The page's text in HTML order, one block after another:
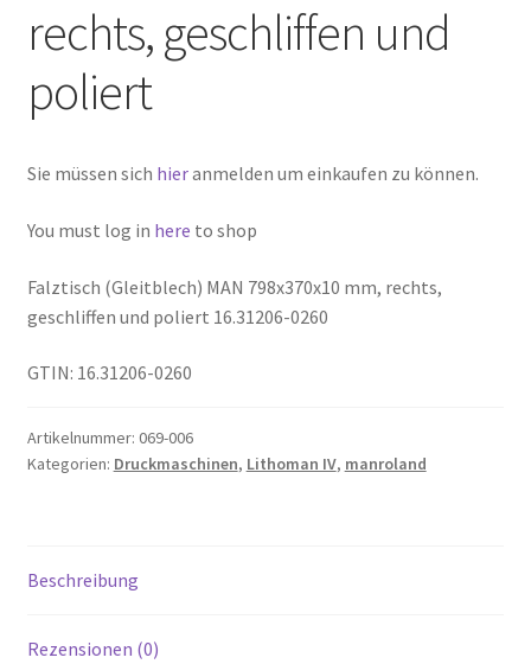
rechts, geschliffen und
poliert
Sie müssen sich hieranmelden um einkaufen zu können.
You must log in here to shop
Falztisch (Gleitblech) MAN 798x370x10 mm, rechts,
geschliffen und poliert 16.31206-0260
GTIN: 16.31206-0260
Artikelnummer: 069-006
Kategorien: Druckmaschinen, Lithoman IV, manroland
Beschreibung
Rezensionen (0)